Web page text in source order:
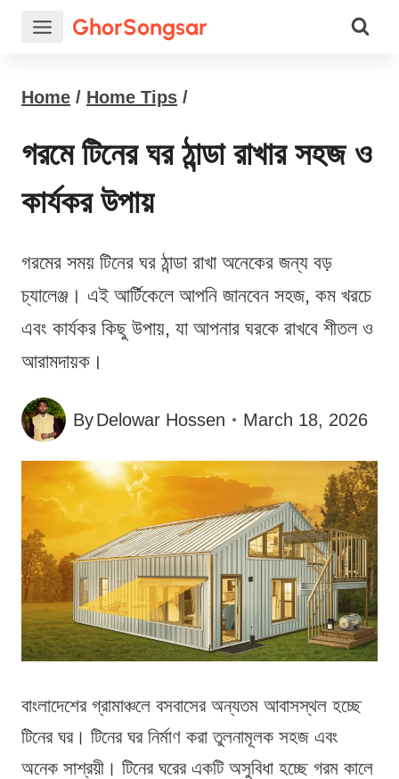
GhorSongsar
Home / Home Tips /
গরমে টিনের ঘর ঠান্ডা রাখার সহজ ও
কার্যকর উপায়
গরমের সময় টিনের ঘর ঠান্ডা রাখা অনেকের জন্য বড়
চ্যালেঞ্জ। এই আর্টিকেলে আপনি জানবেন সহজ, কম খরচে
এবং কার্যকর কিছু উপায়, যা আপনার ঘরকে রাখবে শীতল ও
আরামদায়ক।
ByDelowar Hossen March 18, 2026
বাংলাদেশের গ্রামাঞ্চলে বসবাসের অন্যতম আবাসস্থল হচ্ছে
টিনের ঘর। টিনের ঘর নির্মাণ করা তুলনামূলক সহজ এবং
অনেক সাশ্রয়ী। টিনের ঘরের একটি অসুবিধা হচ্ছে গরম কালে